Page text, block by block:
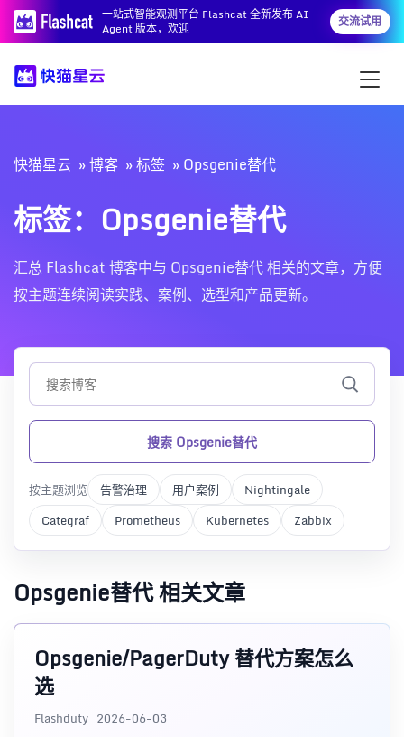
一站式智能观测平台 Flashcat 全新发布 AI
Agent 版本，欢迎
交流试用
快猫星云 博客 标签 Opsgenie替代
标签：Opsgenie替代
汇总 Flashcat 博客中与 Opsgenie替代 相关的文章，方便
按主题连续阅读实践、案例、选型和产品更新。
搜索 Opsgenie替代
按主题浏览 告警治理 用户案例
Nightingale
Categraf
Prometheus Kubernetes Zabbix
Opsgenie替代 相关文章
Opsgenie/PagerDuty 替代方案怎么
选
Flashduty · 2026-06-03